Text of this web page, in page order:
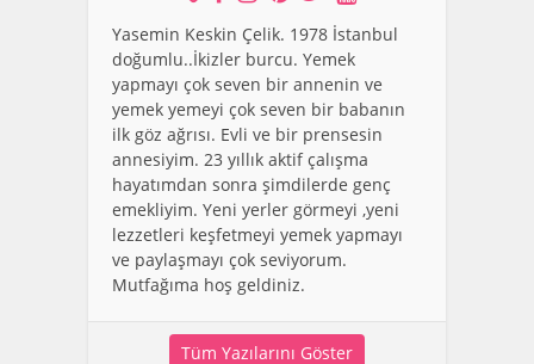
Yasemin Keskin Çelik. 1978 İstanbul
doğumlu..İkizler burcu. Yemek
yapmayı çok seven bir annenin ve
yemek yemeyi çok seven bir babanın
ilk göz ağrısı. Evli ve bir prensesin
annesiyim. 23 yıllık aktif çalışma
hayatımdan sonra şimdilerde genç
emekliyim. Yeni yerler görmeyi ,yeni
lezzetleri keşfetmeyi yemek yapmayı
ve paylaşmayı çok seviyorum.
Mutfağıma hoş geldiniz.
Tüm Yazılarını Göster